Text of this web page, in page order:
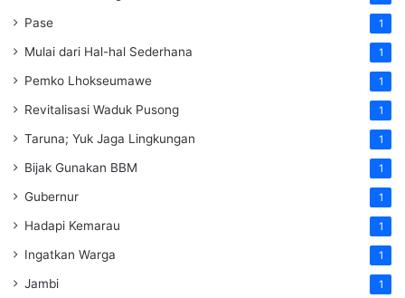
Pase 1
Mulai dari Hal-hal Sederhana 1
Pemko Lhokseumawe 1
Revitalisasi Waduk Pusong 1
Taruna; Yuk Jaga Lingkungan 1
Bijak Gunakan BBM 1
Gubernur 1
Hadapi Kemarau 1
Ingatkan Warga 1
Jambi 1